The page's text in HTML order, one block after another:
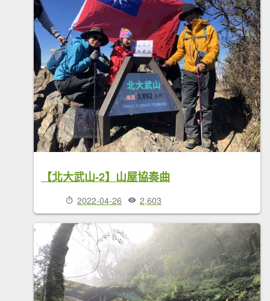
【北大武山-2】山屋協奏曲
2022-04-26 2,603